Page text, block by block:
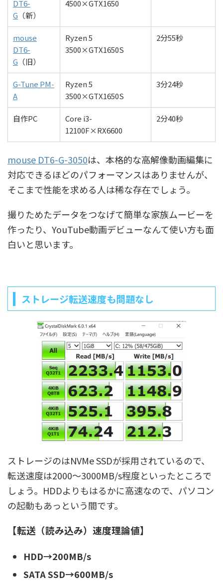
DT6-
G （新）
4500×GTX1650
mouse
DT6-
G （旧）
Ryzen 5
3500×GTX1650S
2分55秒
G-Tune PM-
A
Ryzen 5
3500×GTX1650S
3分24秒
自作PC
Core i3-
12100F×RX6600
2分40秒
mouse DT6-G-3050は、本格的な高解像動画編集に
対応できるほどのパフォーマンスはありませんが、
そこまで性能を求める人は稀な存在でしょう。
撮りためたデータをつなげて簡単な家族ムービーを
作ったり、YouTube動画デビューなんて使い方も面
白いと思います。
ストレージ転送速度も問題なし
ストレージのはNVMe SSDが採用されているので、
転送速度は2000～3000MB/s程度といったところで
しょう。HDDよりもはるかに高速なので、パソコン
の起動もあっという間です。
【転送（読み込み）速度理論値】
HDD→200MB/s
SATA SSD→600MB/s